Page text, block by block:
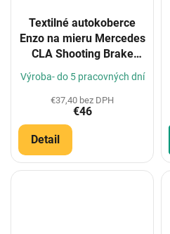
Textilné autokoberce
Enzo na mieru Mercedes
CLA Shooting Brake
(C118) 5m 2019-
Výroba- do 5 pracovných dní
€37,40 bez DPH
€46
Detail